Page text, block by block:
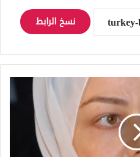
نسخ الرابط